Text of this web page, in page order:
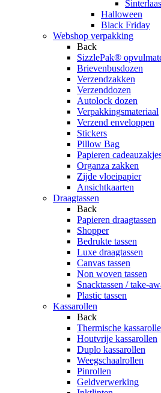
Halloween
Black Friday
Webshop verpakking
Back
SizzlePak®
Brievenbusdozen
Verzendzakken
Verzenddozen
Autolock dozen
Verpakkingsmateriaal
Verzend enveloppen
Stickers
Pillow Bag
Papieren
Organza zakken
Zijde vloeipapier
Ansichtkaarten
Draagtassen
Back
Papieren draagtassen
Shopper
Bedrukte tassen
Luxe draagtassen
Canvas tassen
Non woven tassen
Snacktassen / take-
Plastic tassen
Kassarollen
Back
Thermische
Houtvrije kassarollen
Duplo kassarollen
Weegschaalrollen
Pinrollen
Geldverwerking